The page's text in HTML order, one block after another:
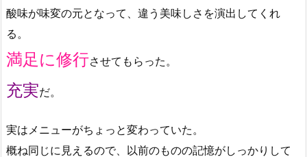
酸味が味変の元となって、違う美味しさを演出してくれ
る。
満足に修行させてもらった。
充実だ。
実はメニューがちょっと変わっていた。
概ね同じに見えるので、以前のものの記憶がしっかりして